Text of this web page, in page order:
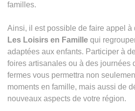
familles.
Ainsi, il est possible de faire appel à
Les Loisirs en Famille qui
adaptées aux enfants. Participer à
foires artisanales ou à des journées
fermes vous permettra non
moments en famille, mais aussi de
nouveaux aspects de votre région.